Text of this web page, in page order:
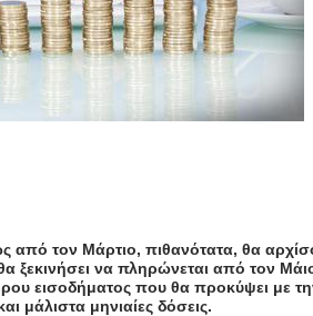
τον Μάρτιο, πιθανότατα, θα
ξεκινήσει να πληρώνεται από τον
εισοδήματος που θα προκύψει με
μάλιστα μηνιαίες δόσεις.